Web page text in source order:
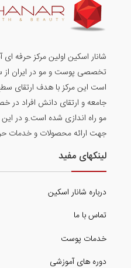
شانار اسکین اولین مرکز حرفه ای
است این مرکز با هدف ارتقای
جامعه و ارتقای دانش افراد
مو راه اندازی شده است.و در
جهت ارائه محصولات و خدمات
لینکهای مفید
درباره شانار اسکین
تماس با ما
خدمات پوست
دوره های آموزشی